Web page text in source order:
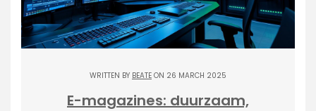
WRITTEN BY BEATE ON 26 MARCH 2025
E-magazines: duurzaam,